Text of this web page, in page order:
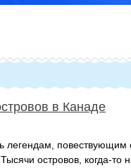
в Канаде
легендам, повествующим
островов, когда-то